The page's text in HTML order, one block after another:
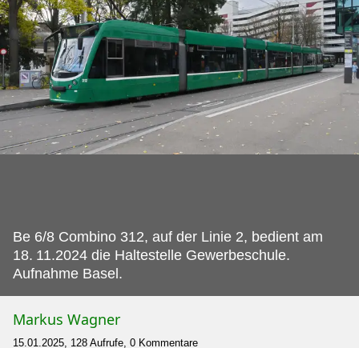
Be 6/8 Combino 312, auf der Linie 2, bedient am
18. 11.2024 die Haltestelle Gewerbeschule.
Aufnahme Basel.
Markus Wagner
15.01.2025, 128 Aufrufe, 0 Kommentare